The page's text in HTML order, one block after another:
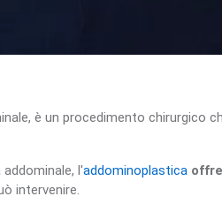
è un procedimento chirurgico
l'addominoplastica
intervenire.